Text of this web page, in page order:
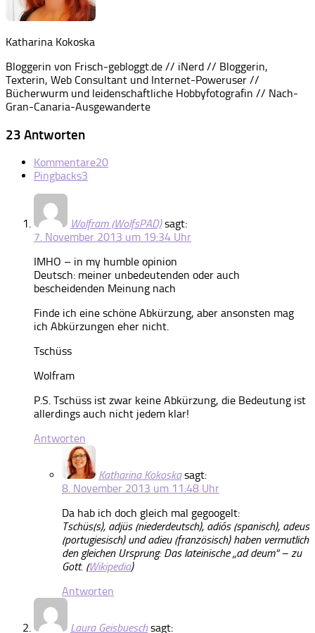
Katharina Kokoska
Bloggerin von Frisch-gebloggt.de // iNerd // Bloggerin,
Texterin, Web Consultant und Internet-Poweruser //
Bücherwurm und leidenschaftliche Hobbyfotografin // Nach-
Gran-Canaria-Ausgewanderte
23 Antworten
Kommentare20
Pingbacks3
Wolfram (WolfsPAD) sagt:
7. November 2013 um 19:34 Uhr
IMHO – in my humble opinion
Deutsch: meiner unbedeutenden oder auch
bescheidenden Meinung nach
Finde ich eine schöne Abkürzung, aber ansonsten mag
ich Abkürzungen eher nicht.
Tschüss
Wolfram
P.S. Tschüss ist zwar keine Abkürzung, die Bedeutung ist
allerdings auch nicht jedem klar!
Antworten
Katharina Kokoska sagt:
8. November 2013 um 11:48 Uhr
Da hab ich doch gleich mal gegoogelt:
Tschüs(s), adjüs (niederdeutsch), adiós (spanisch), adeus
(portugiesisch) und adieu (französisch) haben vermutlich
den gleichen Ursprung: Das lateinische „ad deum“ – zu
Gott. (Wikipedia)
Antworten
Laura Geisbuesch sagt: